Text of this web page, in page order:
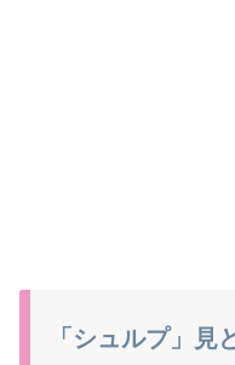
「シュルプ」見